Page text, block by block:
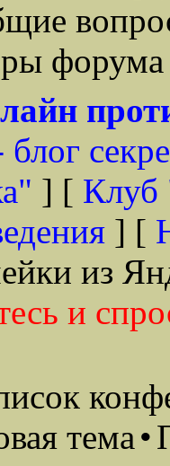
] [ Клуб
] [
из
и
тема•